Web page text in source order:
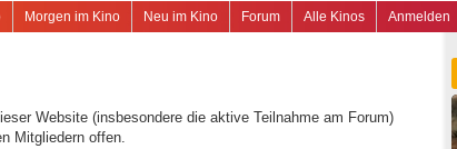
Anmelden
Alle Kinos
Forum
Neu im Kino
Morgen im Kino
Website (insbesondere die aktive Teilnahme am Forum)
Mitgliedern offen.